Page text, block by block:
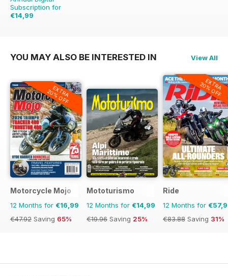
Subscription for
€14,99
YOU MAY ALSO BE INTERESTED IN View All
EXTRA
20% OFF
Motorcycle Mojo
12 Months for €16,99
€47.92 Saving 65%
Mototurismo
12 Months for €14,99
€19.96 Saving 25%
EXTRA
20% OFF
Ride
12 Months for
€83.88 Saving 31%